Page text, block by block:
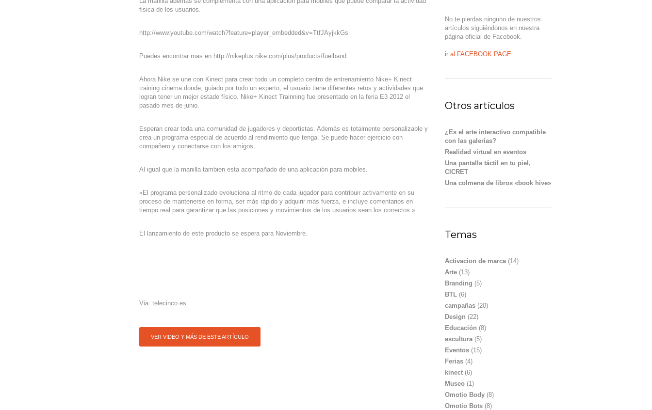
fisica de los usuarios.
http://www.youtube.com/watch?feature=player_embedded&v=TtfJAyjkkGs
Puedes encontrar mas en http://nikeplus.nike.com/plus/products/fuelband
Ahora Nike se une con Kinect para crear todo un completo centro de entrenamiento Nike+ Kinect
training cinema donde, guiado por todo un experto, el usuario tiene diferentes retos y actividades que
logran tener un mejor estado físico. Nike+ Kinect Trainning fue presentado en la feria E3 2012 el
pasado mes de junio.
Esperan crear toda una comunidad de jugadores y deportistas. Además es totalmente personalizable y
crea un programa especial de acuerdo al rendimiento que tenga. Se puede hacer ejercicio con
compañero y conectarse con los amigos.
Al igual que la manilla tambien esta acompañado de una aplicación para mobiles.
«El programa personalizado evoluciona al ritmo de cada jugador para contribuir activamente en su
proceso de mantenerse en forma, ser más rápido y adquirir más fuerza, e incluye comentarios en
tiempo real para garantizar que las posiciones y movimientos de los usuarios sean los correctos.»
El lanzamiento de este producto se espera para Noviembre.
Via: telecinco.es
VER VIDEO Y MÁS DE ESTE ARTÍCULO
No te pierdas ninguno de nuestros
artículos siguiéndonos en nuestra
página oficial de Facebook.
ir al FACEBOOK PAGE
Otros artículos
¿Es el arte interactivo compatible
con las galerías?
Realidad virtual en eventos
Una pantalla táctil en tu piel,
CICRET
Una colmena de libros «book hive»
Temas
Activacion de marca(14)
Arte (13)
Branding (5)
BTL (6)
campañas (20)
Design (22)
Educación (8)
escultura(5)
Eventos (15)
Ferias (4)
kinect (6)
Museo (1)
Omotio Body (8)
Omotio Bots (8)